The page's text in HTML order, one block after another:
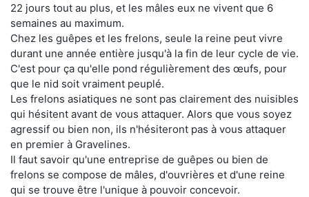
22 jours tout au plus, et les mâles eux ne vivent que 6
semaines au maximum.
Chez les guêpes et les frelons, seule la reine peut vivre
durant une année entière jusqu'à la fin de leur cycle de vie.
C'est pour ça qu'elle pond régulièrement des œufs, pour
que le nid soit vraiment peuplé.
Les frelons asiatiques ne sont pas clairement des nuisibles
qui hésitent avant de vous attaquer. Alors que vous soyez
agressif ou bien non, ils n'hésiteront pas à vous attaquer
en premier à Gravelines.
Il faut savoir qu'une entreprise de guêpes ou bien de
frelons se compose de mâles, d'ouvrières et d'une reine
qui se trouve être l'unique à pouvoir concevoir.